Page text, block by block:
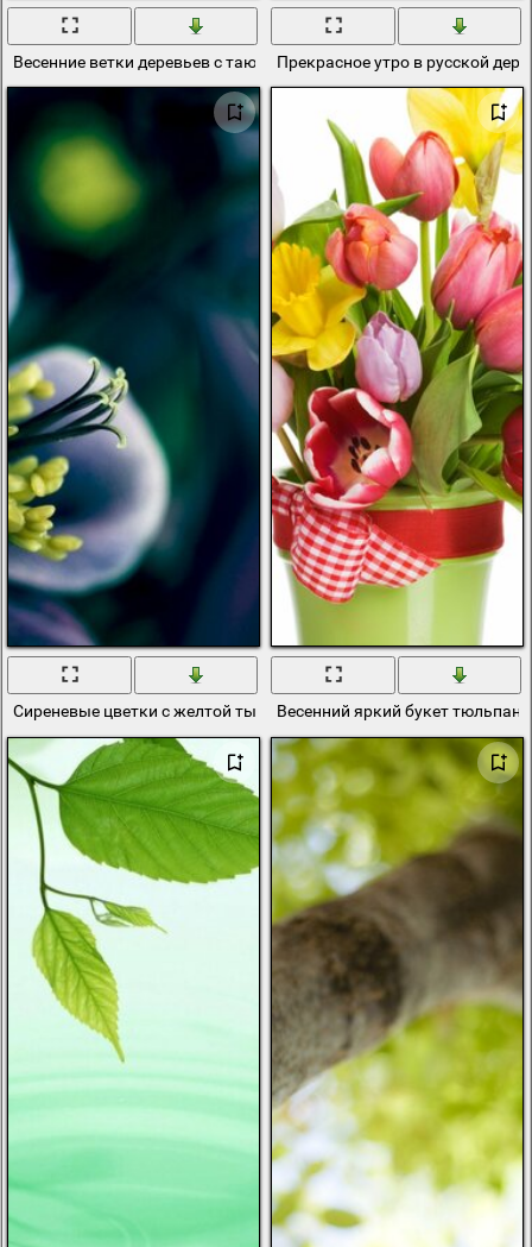
Весенние ветки деревьев с тающие снегомПрекрасное утро в русской
Сиреневые цветки с желтой тычинкойВесенний яркий букет